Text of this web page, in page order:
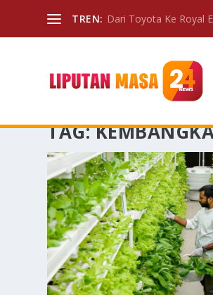
TREN: Dari Toyota Ke Royal
TAG: